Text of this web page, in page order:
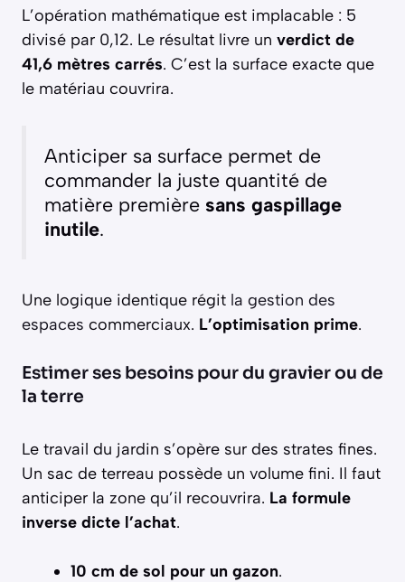
L’opération mathématique est implacable : 5
divisé par 0,12. Le résultat livre un verdict de
41,6 mètres carrés. C’est la surface exacte que
le matériau couvrira.
Anticiper sa surface permet de
commander la juste quantité de
matière première sans gaspillage
inutile.
Une logique identique régit la gestion des
espaces commerciaux. L’optimisation prime.
Estimer ses besoins pour du gravier ou de
la terre
Le travail du jardin s’opère sur des strates fines.
Un sac de terreau possède un volume fini. Il faut
anticiper la zone qu’il recouvrira. La formule
inverse dicte l’achat.
10 cm de sol pour un gazon.